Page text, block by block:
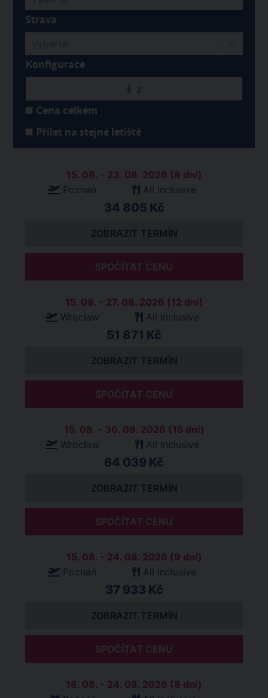
Strava
Konfigurace
Cena celkem
Přílet na stejné letiště
15. 08. - 23. 08. 2026 (8 dní)
Poznań
All Inclusive
34 805 Kč
ZOBRAZIT TERMÍN
SPOČÍTAT CENU
15. 08. - 27. 08. 2026 (12 dní)
Wrocław
All Inclusive
51 871 Kč
ZOBRAZIT TERMÍN
SPOČÍTAT CENU
15. 08. - 30. 08. 2026 (15 dní)
Wrocław
All Inclusive
64 039 Kč
ZOBRAZIT TERMÍN
SPOČÍTAT CENU
15. 08. - 24. 08. 2026 (9 dní)
Poznań
All Inclusive
37 933 Kč
ZOBRAZIT TERMÍN
SPOČÍTAT CENU
16. 08. - 24. 08. 2026 (8 dní)